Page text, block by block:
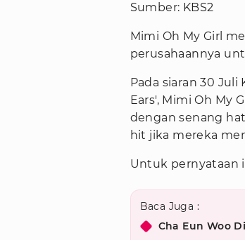
Sumber: KBS2
Mimi Oh My Girl
perusahaannya
Pada siaran 30 Juli
Ears', Mimi Oh My
dengan senang
hit jika mereka
Untuk pernyataan
Baca Juga :
Cha Eun Woo